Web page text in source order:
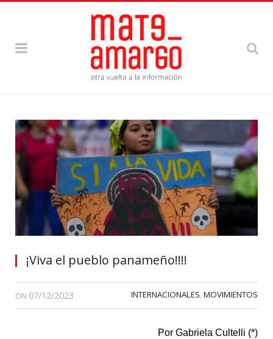
¡Viva el pueblo panameño!!!!
ON 07/12/2023 INTERNACIONALES, MOVIMIENTOS
Por Gabriela Cultelli (*)